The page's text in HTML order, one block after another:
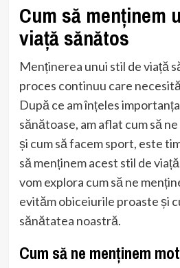
Cum să menținem
viață sănătos
Menținerea unui stil de viață
proces continuu care
După ce am înțeles
sănătoase, am aflat cum să
și cum să facem sport, este
să menținem acest stil de
vom explora cum să ne
evităm obiceiurile proaste și
sănătatea noastră.
Cum să ne menținem